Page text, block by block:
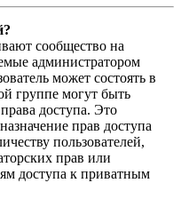
сообщество на
администратором
может состоять в
группе могут быть
доступа. Это
прав доступа
пользователей,
прав или
доступа к приватным